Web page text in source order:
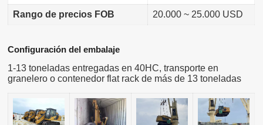
Rango de precios FOB 20.000 ~ 25.000 USD
Configuración del embalaje
1-13 toneladas entregadas en 40HC, transporte en
granelero o contenedor flat rack de más de 13 toneladas